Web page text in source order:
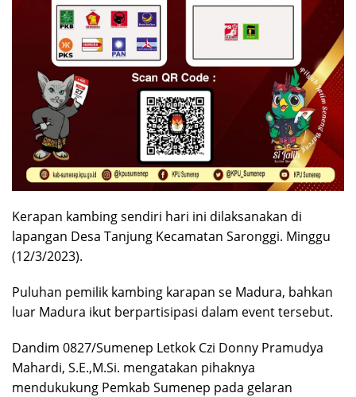
Kerapan kambing sendiri hari ini dilaksanakan di
lapangan Desa Tanjung Kecamatan Saronggi. Minggu
(12/3/2023).
Puluhan pemilik kambing karapan se Madura, bahkan
luar Madura ikut berpartisipasi dalam event tersebut.
Dandim 0827/Sumenep Letkok Czi Donny Pramudya
Mahardi, S.E.,M.Si. mengatakan pihaknya
mendukukung Pemkab Sumenep pada gelaran